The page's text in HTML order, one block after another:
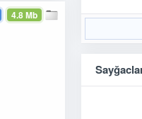
4.8 Mb